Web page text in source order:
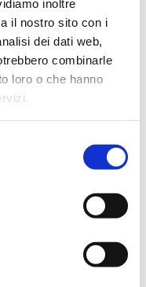
inoltre
il nostro sito con i
dei dati web,
combinarle
loro o che hanno
questo grigio leggero è
imporsi, creando un